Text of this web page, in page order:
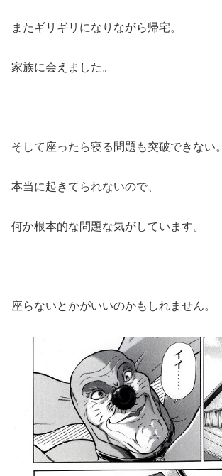
またギリギリになりながら帰宅。
家族に会えました。
そして座ったら寝る問題も突破できない。
本当に起きてられないので、
何か根本的な問題な気がしています。
座らないとかがいいのかもしれません。